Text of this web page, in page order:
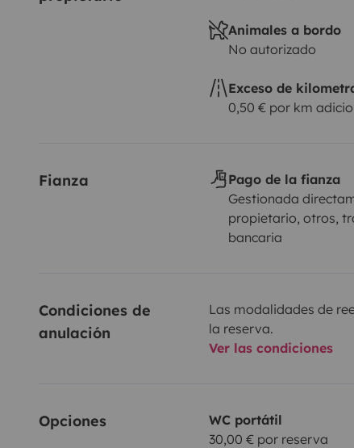
Animales a bordo
No autorizado
Exceso de
0,50 € por km
Fianza
Pago de la fianza
Gestionada
propietario, otros,
bancaria
Condiciones de
anulación
Las modalidades de
la reserva.
Ver las condiciones
Opciones
WC portátil
30,00 € por reserva